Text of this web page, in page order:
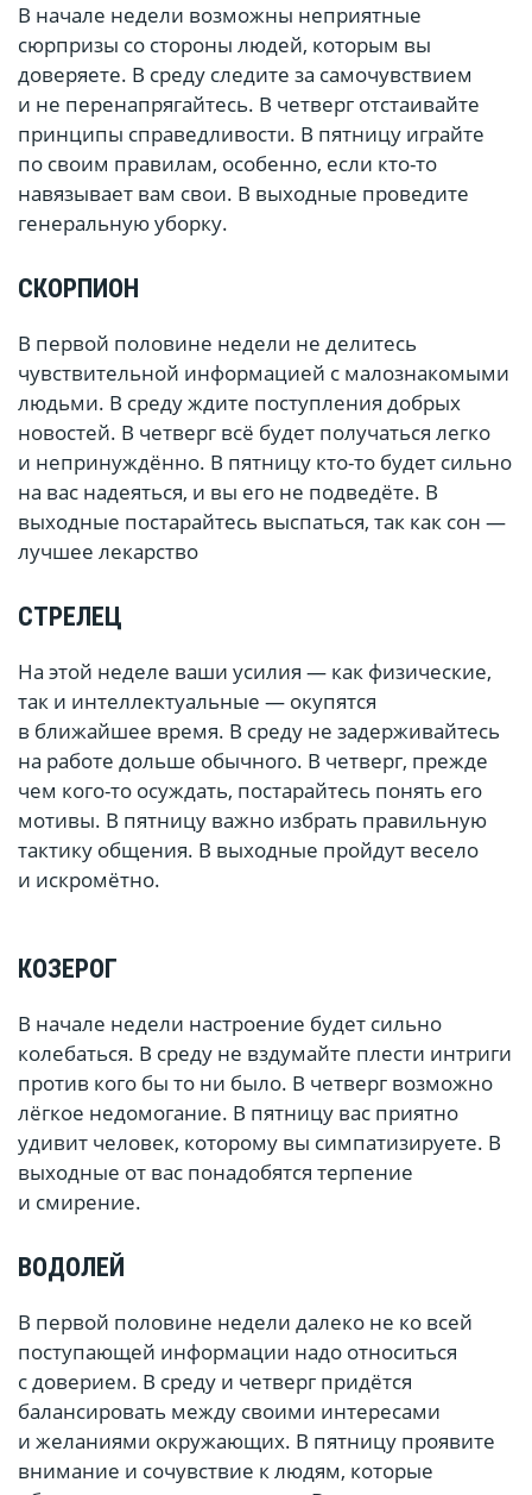
В начале недели возможны неприятные
сюрпризы со стороны людей, которым вы
доверяете. В среду следите за самочувствием
и не перенапрягайтесь. В четверг отстаивайте
принципы справедливости. В пятницу играйте
по своим правилам, особенно, если кто-то
навязывает вам свои. В выходные проведите
генеральную уборку.
СКОРПИОН
В первой половине недели не делитесь
чувствительной информацией с малознакомыми
людьми. В среду ждите поступления добрых
новостей. В четверг всё будет получаться легко
и непринуждённо. В пятницу кто-то будет сильно
на вас надеяться, и вы его не подведёте. В
выходные постарайтесь выспаться, так как сон —
лучшее лекарство
СТРЕЛЕЦ
На этой неделе ваши усилия — как физические,
так и интеллектуальные — окупятся
в ближайшее время. В среду не задерживайтесь
на работе дольше обычного. В четверг, прежде
чем кого-то осуждать, постарайтесь понять его
мотивы. В пятницу важно избрать правильную
тактику общения. В выходные пройдут весело
и искромётно.
КОЗЕРОГ
В начале недели настроение будет сильно
колебаться. В среду не вздумайте плести интриги
против кого бы то ни было. В четверг возможно
лёгкое недомогание. В пятницу вас приятно
удивит человек, которому вы симпатизируете. В
выходные от вас понадобятся терпение
и смирение.
ВОДОЛЕЙ
В первой половине недели далеко не ко всей
поступающей информации надо относиться
с доверием. В среду и четверг придётся
балансировать между своими интересами
и желаниями окружающих. В пятницу проявите
внимание и сочувствие к людям, которые